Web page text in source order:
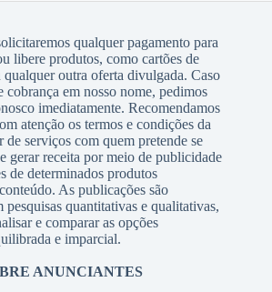
qualquer pagamento para
libere produtos, como cartões de
outra oferta divulgada. Caso
cobrança em nosso nome, pedimos
imediatamente. Recomendamos
atenção os termos e condições da
de serviços com quem pretende se
gerar receita por meio de publicidade
de determinados produtos
As publicações são
pesquisas quantitativas e qualitativas,
e comparar as opções
e imparcial.
ANUNCIANTES